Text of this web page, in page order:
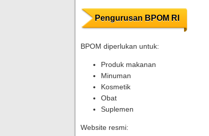
Pengurusan BPOM RI
BPOM diperlukan untuk:
Produk makanan
Minuman
Kosmetik
Obat
Suplemen
Website resmi: